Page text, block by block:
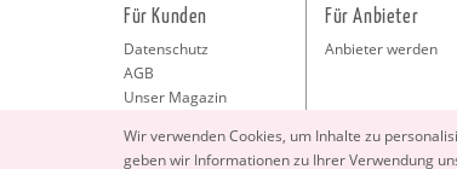
Wir ver­wen­den Coo­kies, um In­hal­te zu
geben wir In­for­ma­tio­nen zu Ihrer Ver­wen­dung
Für Kunden
Datenschutz
AGB
Unser Magazin
Für Anbieter
Anbieter werden